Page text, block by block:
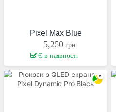
Pixel Max Blue
5,250 грн
Є в наявності